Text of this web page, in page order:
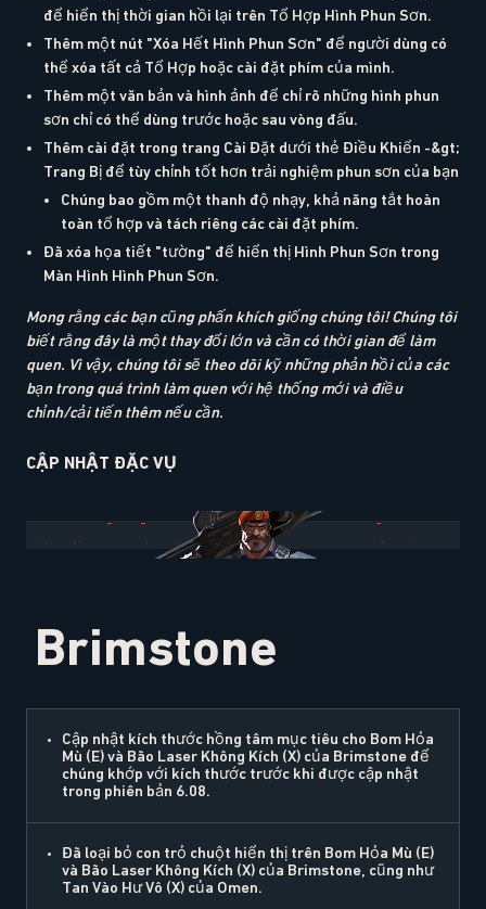
để hiển thị thời gian hồi lại trên Tổ Hợp Hình Phun Sơn.
Thêm một nút "Xóa Hết Hình Phun Sơn" để người dùng có
thể xóa tất cả Tổ Hợp hoặc cài đặt phím của mình.
Thêm một văn bản và hình ảnh để chỉ rõ những hình phun
sơn chỉ có thể dùng trước hoặc sau vòng đấu.
Thêm cài đặt trong trang Cài Đặt dưới thẻ Điều Khiển -&gt;
Trang Bị để tùy chỉnh tốt hơn trải nghiệm phun sơn của bạn
Chúng bao gồm một thanh độ nhạy, khả năng tắt hoàn
toàn tổ hợp và tách riêng các cài đặt phím.
Đã xóa họa tiết "tường" để hiển thị Hình Phun Sơn trong
Màn Hình Hình Phun Sơn.
Mong rằng các bạn cũng phấn khích giống chúng tôi! Chúng tôi
biết rằng đây là một thay đổi lớn và cần có thời gian để làm
quen. Vì vậy, chúng tôi sẽ theo dõi kỹ những phản hồi của các
bạn trong quá trình làm quen với hệ thống mới và điều
chỉnh/cải tiến thêm nếu cần.
CẬP NHẬT ĐẶC VỤ
Brimstone
Cập nhật kích thước hồng tâm mục tiêu cho Bom Hỏa
Mù (E) và Bão Laser Không Kích (X) của Brimstone để
chúng khớp với kích thước trước khi được cập nhật
trong phiên bản 6.08.
Đã loại bỏ con trỏ chuột hiển thị trên Bom Hỏa Mù (E)
và Bão Laser Không Kích (X) của Brimstone, cũng như
Tan Vào Hư Vô (X) của Omen.